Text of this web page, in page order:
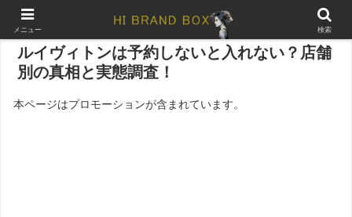
ルイヴィトンは予約しないと入れない？店舗
別の真相と実態調査！
本ページはプロモーションが含まれています。
メニュー 検索